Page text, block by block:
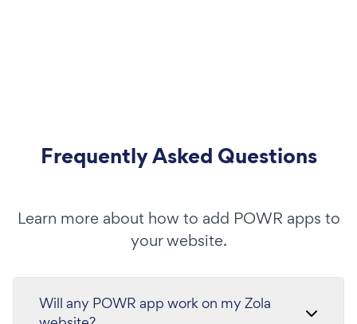
Frequently Asked Questions
Learn more about how to add POWR apps to
your website.
Will any POWR app work on my Zola